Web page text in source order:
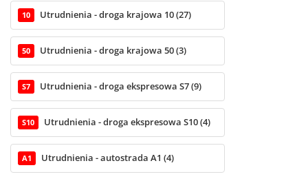
10 Utrudnienia - droga krajowa 10 (27)
50 Utrudnienia - droga krajowa 50 (3)
S7 Utrudnienia - droga ekspresowa S7 (9)
S10 Utrudnienia - droga ekspresowa S10 (4)
A1 Utrudnienia - autostrada A1 (4)